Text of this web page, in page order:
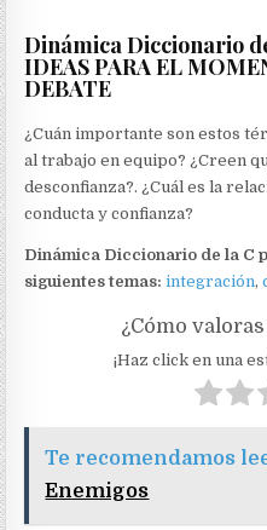
Dinámica Diccionario
IDEAS PARA EL
DEBATE
¿Cuán importante son estos
al trabajo en equipo? ¿Creen
desconfianza?. ¿Cuál es la
conducta y confianza?
Dinámica Diccionario de la C
siguientes temas:integración,
¿Cómo
¡Haz click en una
Te recomendamos
Enemigos